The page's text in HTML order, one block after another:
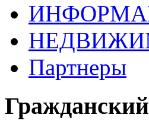
Партнеры